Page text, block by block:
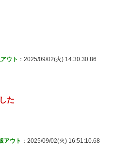
ウト ：2025/09/02(火) 14:30:30.86
た
アウト ：2025/09/02(火) 16:51:10.68